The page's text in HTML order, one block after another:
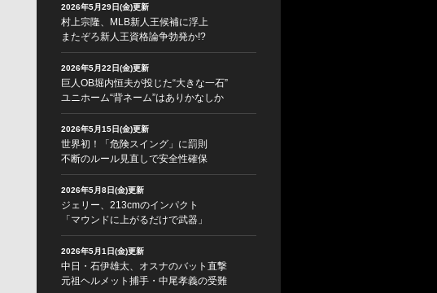
2026年5月29日(金)更新
村上宗隆、MLB新人王候補に浮上
またぞろ新人王資格論争勃発か!?
2026年5月22日(金)更新
巨人OB堀内恒夫が投じた“大きな一石”
ユニホーム“背ネーム”はありかなしか
2026年5月15日(金)更新
世界初！「危険スイング」に罰則
不断のルール見直しで安全性確保
2026年5月8日(金)更新
ジェリー、213cmのインパクト
「マウンドに上がるだけで武器」
2026年5月1日(金)更新
中日・石伊雄太、オスナのバット直撃
元祖ヘルメット捕手・中尾孝義の受難